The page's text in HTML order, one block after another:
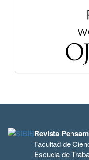
Revista
Facultad de
Escuela de